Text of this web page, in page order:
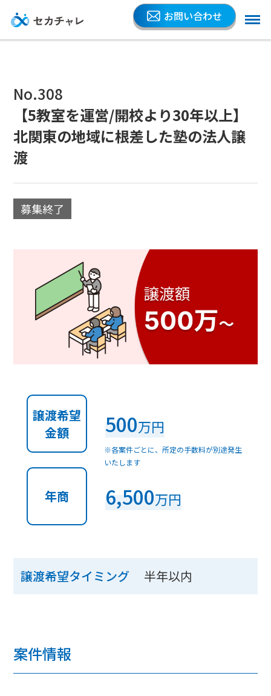
お問い合わせ
No.308
【5教室を運営/開校より30年以上】
北関東の地域に根差した塾の法人譲
渡
募集終了
譲渡希望
金額
500万円
※各案件ごとに、所定の手数料が別途発生
いたします
年商 6,500万円
譲渡希望タイミング 半年以内
案件情報